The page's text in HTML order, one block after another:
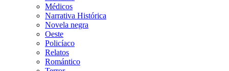
Médicos
Narrativa Histórica
Novela negra
Oeste
Policíaco
Relatos
Romántico